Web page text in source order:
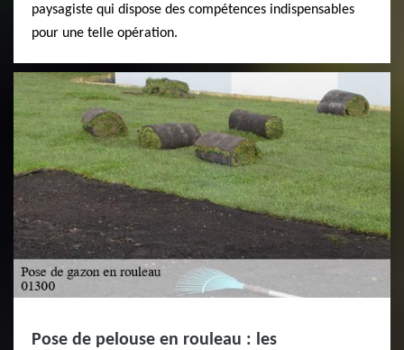
paysagiste qui dispose des compétences indispensables
pour une telle opération.
Pose de pelouse en rouleau : les